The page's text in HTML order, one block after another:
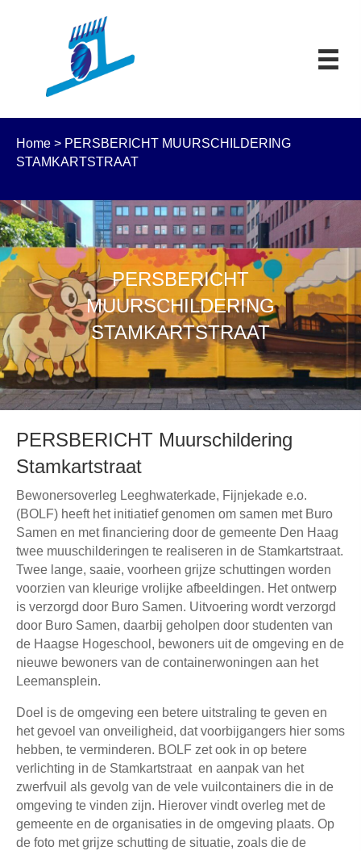
Home > PERSBERICHT MUURSCHILDERING
STAMKARTSTRAAT
PERSBERICHT
MUURSCHILDERING
STAMKARTSTRAAT
PERSBERICHT Muurschildering
Stamkartstraat
Bewonersoverleg Leeghwaterkade, Fijnjekade e.o.
(BOLF) heeft het initiatief genomen om samen met Buro
Samen en met financiering door de gemeente Den Haag
twee muuschilderingen te realiseren in de Stamkartstraat.
Twee lange, saaie, voorheen grijze schuttingen worden
voorzien van kleurige vrolijke afbeeldingen. Het ontwerp
is verzorgd door Buro Samen. Uitvoering wordt verzorgd
door Buro Samen, daarbij geholpen door studenten van
de Haagse Hogeschool, bewoners uit de omgeving en de
nieuwe bewoners van de containerwoningen aan het
Leemansplein.
Doel is de omgeving een betere uitstraling te geven en
het gevoel van onveiligheid, dat voorbijgangers hier soms
hebben, te verminderen. BOLF zet ook in op betere
verlichting in de Stamkartstraat en aanpak van het
zwerfvuil als gevolg van de vele vuilcontainers die in de
omgeving te vinden zijn. Hierover vindt overleg met de
gemeente en de organisaties in de omgeving plaats. Op
de foto met grijze schutting de situatie, zoals die de